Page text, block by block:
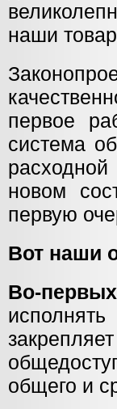
наши
первое
система
новом
первую
Вот наши
Во-
общего и